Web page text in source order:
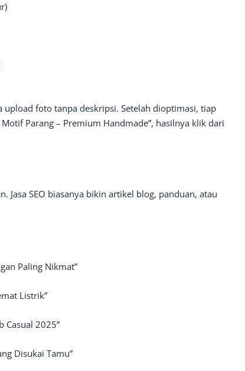
foto tanpa deskripsi. Setelah dioptimasi, tiap
Parang – Premium Handmade”, hasilnya klik dari
Jasa SEO biasanya bikin artikel blog, panduan, atau
Paling Nikmat”
Listrik”
Casual 2025”
Disukai Tamu”